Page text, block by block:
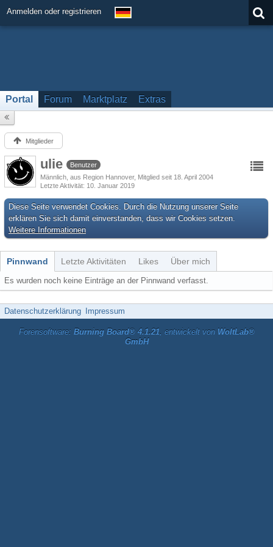
Anmelden oder registrieren
Portal Forum Marktplatz Extras
Mitglieder
ulie
Benutzer
Männlich aus Region Hannover Mitglied seit 18. April 2004
Letzte Aktivität 10. Januar 2019
Diese Seite verwendet Cookies. Durch die Nutzung unserer Seite
erklären Sie sich damit einverstanden, dass wir Cookies setzen.
Weitere Informationen
Pinnwand Letzte Aktivitäten Likes Über mich
Es wurden noch keine Einträge an der Pinnwand verfasst.
Datenschutzerklärung Impressum
Forensoftware: Burning Board® 4.1.21, entwickelt von WoltLab®
GmbH